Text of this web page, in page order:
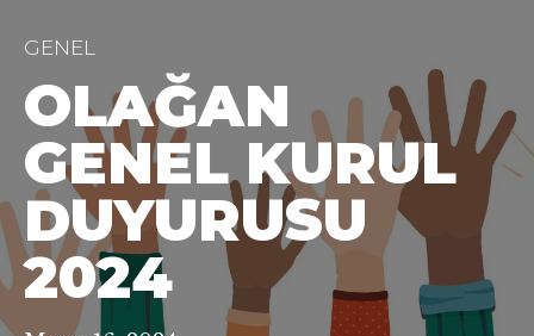
GENEL
OLAĞAN
GENEL KURUL
DUYURUSU
2024